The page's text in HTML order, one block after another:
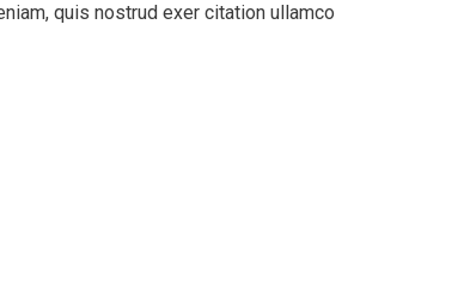
quis nostrud exer citation ullamco